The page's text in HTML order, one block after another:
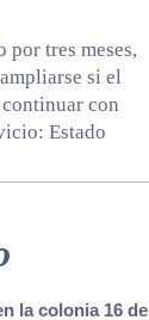
por tres meses,
si el
con
Estado
la colonia 16 de